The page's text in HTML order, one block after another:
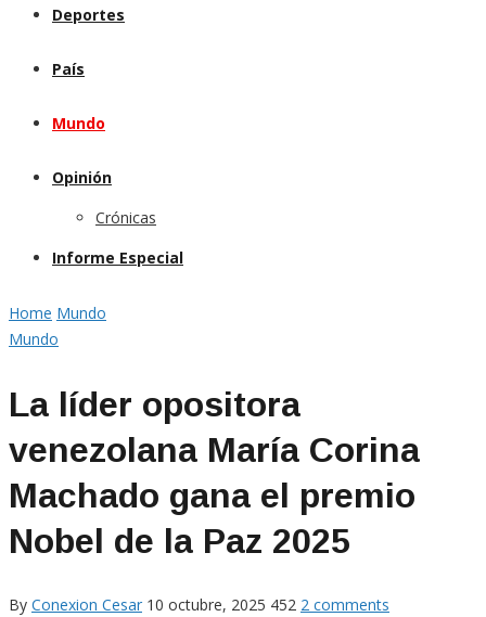
Deportes
País
Mundo
Opinión
Crónicas
Informe Especial
Home Mundo
Mundo
La líder opositora
venezolana María Corina
Machado gana el premio
Nobel de la Paz 2025
By Conexion Cesar 10 octubre, 2025 452 2 comments